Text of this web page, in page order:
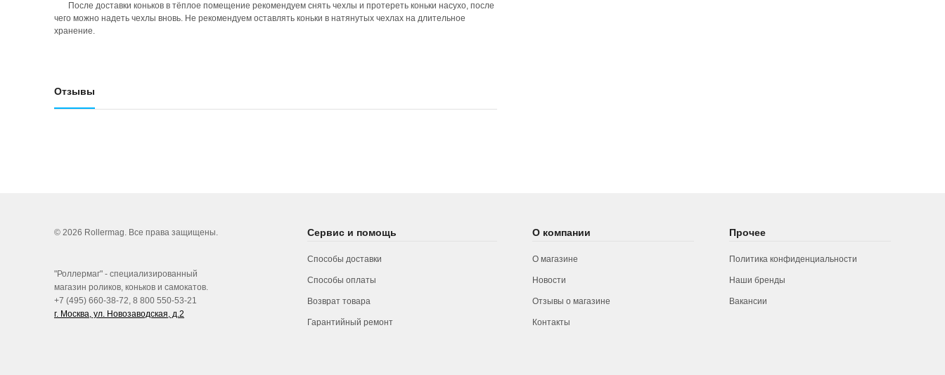
После доставки коньков в тёплое помещение рекомендуем снять чехлы и протереть коньки насухо, после
чего можно надеть чехлы вновь. Не рекомендуем оставлять коньки в натянутых чехлах на длительное
хранение.
Отзывы
© 2026 Rollermag. Все права защищены.
"Роллермаг" - специализированный
магазин роликов, коньков и самокатов.
+7 (495) 660-38-72, 8 800 550-53-21
г. Москва, ул. Новозаводская, д.2
Сервис и помощь
Способы доставки
Способы оплаты
Возврат товара
Гарантийный ремонт
О компании
О магазине
Новости
Отзывы о магазине
Контакты
Прочее
Политика конфиденциальности
Наши бренды
Вакансии